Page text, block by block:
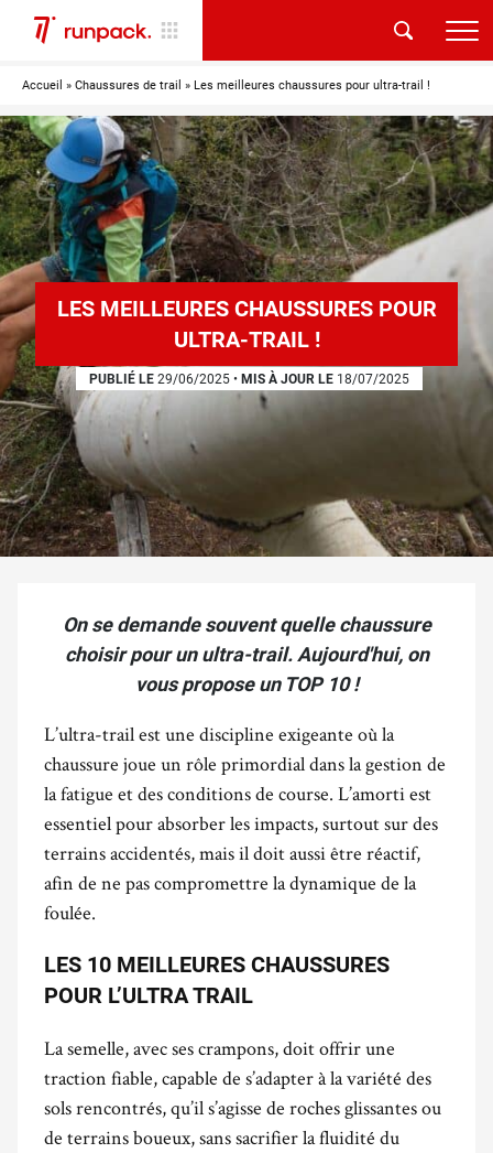
Accueil » Chaussures de trail » Les meilleures chaussures pour ultra-trail !
LES MEILLEURES CHAUSSURES POUR
ULTRA-TRAIL !
PUBLIÉ LE 29/06/2025 • MIS À JOUR LE 18/07/2025
On se demande souvent quelle chaussure
choisir pour un ultra-trail. Aujourd'hui, on
vous propose un TOP 10 !
L’ultra-trail est une discipline exigeante où la
chaussure joue un rôle primordial dans la gestion de
la fatigue et des conditions de course. L’amorti est
essentiel pour absorber les impacts, surtout sur des
terrains accidentés, mais il doit aussi être réactif,
afin de ne pas compromettre la dynamique de la
foulée.
LES 10 MEILLEURES CHAUSSURES
POUR L’ULTRA TRAIL
La semelle, avec ses crampons, doit offrir une
traction fiable, capable de s’adapter à la variété des
sols rencontrés, qu’il s’agisse de roches glissantes ou
de terrains boueux, sans sacrifier la fluidité du